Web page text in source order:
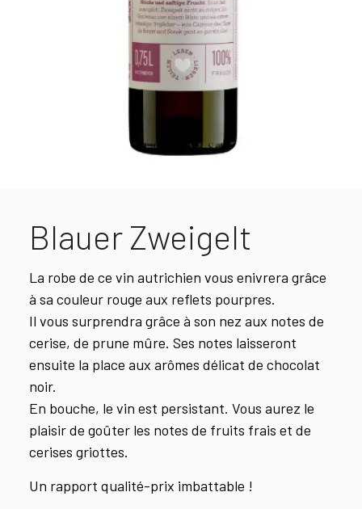
Blauer Zweigelt
La robe de ce vin autrichien vous enivrera grâce
à sa couleur rouge aux reflets pourpres.
Il vous surprendra grâce à son nez aux notes de
cerise, de prune mûre. Ses notes laisseront
ensuite la place aux arômes délicat de chocolat
noir.
En bouche, le vin est persistant. Vous aurez le
plaisir de goûter les notes de fruits frais et de
cerises griottes.
Un rapport qualité-prix imbattable !